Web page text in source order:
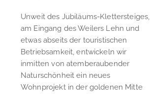
Unweit des Jubiläums-Klettersteiges,
am Eingang des Weilers Lehn und
etwas abseits der touristischen
Betriebsamkeit, entwickeln wir
inmitten von atemberaubender
Naturschönheit ein neues
Wohnprojekt in der goldenen Mitte